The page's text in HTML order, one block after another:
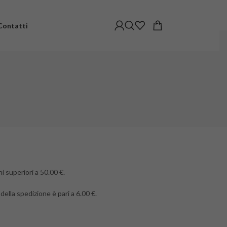
superiori a 50.00 €.
spedizione è pari a 6.00 €.